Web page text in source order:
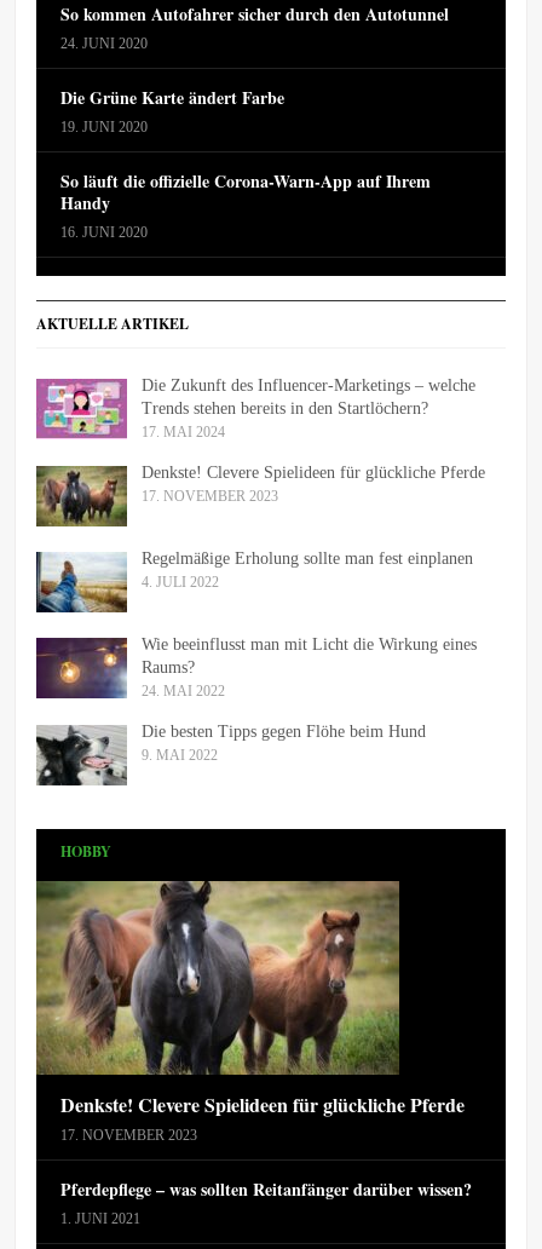
So kommen Autofahrer sicher durch den Autotunnel
24. JUNI 2020
Die Grüne Karte ändert Farbe
19. JUNI 2020
So läuft die offizielle Corona-Warn-App auf Ihrem
Handy
16. JUNI 2020
AKTUELLE ARTIKEL
Die Zukunft des Influencer-Marketings – welche
Trends stehen bereits in den Startlöchern?
17. MAI 2024
Denkste! Clevere Spielideen für glückliche Pferde
17. NOVEMBER 2023
Regelmäßige Erholung sollte man fest einplanen
4. JULI 2022
Wie beeinflusst man mit Licht die Wirkung eines
Raums?
24. MAI 2022
Die besten Tipps gegen Flöhe beim Hund
9. MAI 2022
HOBBY
Denkste! Clevere Spielideen für glückliche Pferde
17. NOVEMBER 2023
Pferdepflege – was sollten Reitanfänger darüber wissen?
1. JUNI 2021